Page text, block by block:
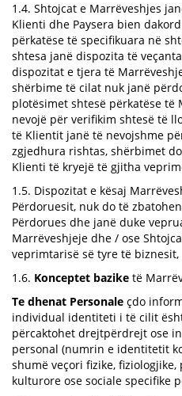
1.4. Shtojcat e Marrëveshjes
Klienti dhe Paysera bien
përkatëse të specifikuara në
shtesa janë dispozita të
dispozitat e tjera të
shërbime të cilat nuk janë
plotësimet shtesë përkatëse të
nevojë për verifikim shtesë të
të Klientit janë të nevojshme
zgjedhura rishtas, shërbimet
Klienti të kryejë të gjitha
1.5. Dispozitat e kësaj
Përdoruesit, nuk do të
Përdorues dhe janë duke
Marrëveshjeje dhe / ose
veprimtarisë së tyre të
1.6. Konceptet bazike të
Te dhenat Personale çdo
individual identiteti i të cilit
përcaktohet drejtpërdrejt ose
personal (numrin e identitetit
shumë veçori fizike, fiziologjike,
kulturore ose sociale specifike